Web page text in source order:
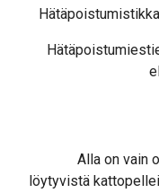
Alla on vain
löytyvistä